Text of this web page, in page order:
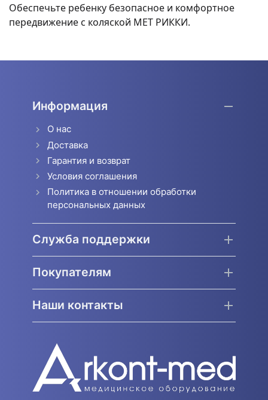
Обеспечьте ребенку безопасное и комфортное
передвижение с коляской MET РИККИ.
Информация
О нас
Доставка
Гарантия и возврат
Условия соглашения
Политика в отношении обработки
персональных данных
Служба поддержки
Покупателям
Наши контакты